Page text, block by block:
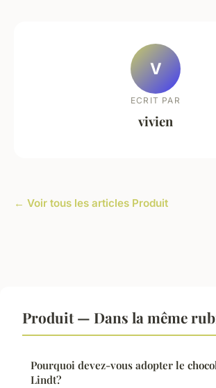
V
ECRIT PAR
vivien
← Voir tous les articles Produit
Produit — Dans la même
Pourquoi devez-vous adopter le
Lindt?